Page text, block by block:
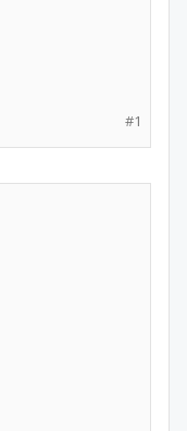
#1